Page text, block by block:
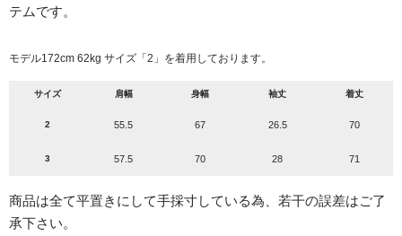
テムです。
モデル172cm 62kg サイズ「2」を着用しております。
サイズ 肩幅 身幅 袖丈 着丈
2 55.5 67 26.5 70
3 57.5 70 28 71
商品は全て平置きにして手採寸している為、若干の誤差はご了
承下さい。